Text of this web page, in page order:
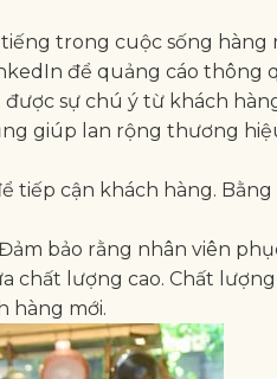
trong cuộc sống hàng
để quảng cáo thông
sự chú ý từ khách
giúp lan rộng thương
cận khách hàng. Bằng
bảo rằng nhân viên
chất lượng cao. Chất
hàng mới.